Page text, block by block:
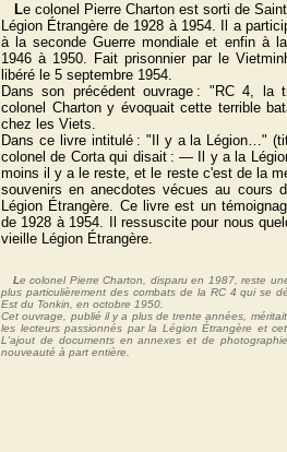
Le colonel Pierre Charton est sorti de
Légion Étrangère de 1928 à 1954. Il a
à la seconde Guerre mondiale et enfin à
1946 à 1950. Fait prisonnier par le
libéré le 5 septembre 1954.
Dans son précédent ouvrage : "RC 4, la
colonel Charton y évoquait cette terrible
chez les Viets.
Dans ce livre intitulé : "Il y a la Légion…"
colonel de Corta qui disait : — Il y a la
moins il y a le reste, et le reste c'est de la
souvenirs en anecdotes vécues au cours
Légion Étrangère. Ce livre est un
de 1928 à 1954. Il ressuscite pour nous
vieille Légion Étrangère.
L e colonel Pierre Charton, disparu en 1987, reste
plus particulièrement des combats de la RC 4 qui se
Est du Tonkin, en octobre 1950.
Cet ouvrage, publié il y a plus de trente années,
les lecteurs passionnés par la Légion Étrangère et
L'ajout de documents en annexes et de
nouveauté à part entière.